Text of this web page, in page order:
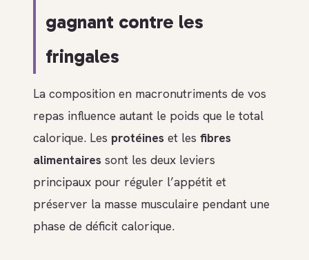
gagnant contre les
fringales
La composition en macronutriments de vos
repas influence autant le poids que le total
calorique. Les protéines et les fibres
alimentaires sont les deux leviers
principaux pour réguler l’appétit et
préserver la masse musculaire pendant une
phase de déficit calorique.